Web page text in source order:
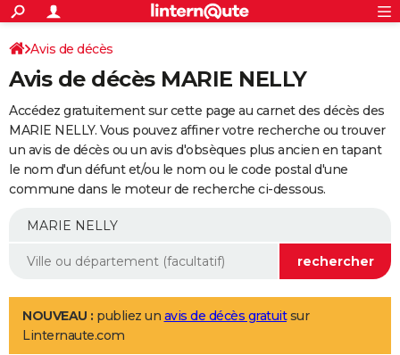
ACTUALITÉS
Politique
Société
Faits Divers
Education
Monde
Villes
+
SPORT
Coupe du monde 2026
Football
Tennis
Cyclisme
Rugby
Forum
Programme TV
TNT
Streaming
Cinéma
Sorties cinéma
Musique
+
FINANCE
Impôts
Immobilier
Risques naturels par ville
Banque
Assurance
Crédit
AUTO
Essais
Réserver un essai
Citadines
Berlines
SUV
Forum auto
+
Mobiles
Meilleur smartphone
Internet
Ordinateurs
Jeux vidéo
Guide high-tech
Aménagement intérieur
LIFESTYLE
Art de vivre
Bien-être
Loisirs
Mode
Modes de vie
Avis de décès
Avis de décès MARIE NELLY
Accédez gratuitement sur cette page au carnet des décès des
MARIE NELLY. Vous pouvez affiner votre recherche ou trouver
un avis de décès ou un avis d'obsèques plus ancien en tapant
le nom d'un défunt et/ou le nom ou le code postal d'une
commune dans le moteur de recherche ci-dessous.
NOUVEAU : publiez un avis de décès gratuitsur
Linternaute.com